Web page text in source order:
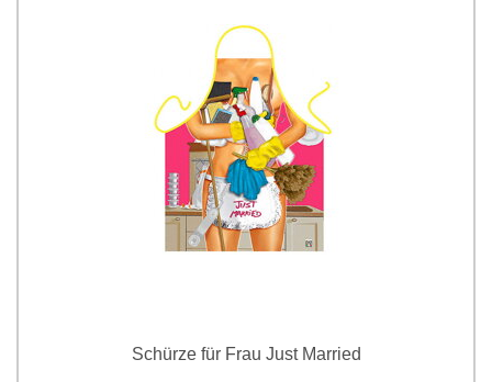
Schürze für Frau Just Married